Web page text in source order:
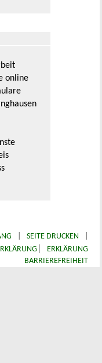
online
SEITE DRUCKEN
|
ERKLÄRUNG
BARRIEREFREIHEIT